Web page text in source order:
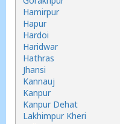
Hamirpur
Hapur
Hardoi
Haridwar
Hathras
Jhansi
Kannauj
Kanpur
Kanpur Dehat
Lakhimpur Kheri